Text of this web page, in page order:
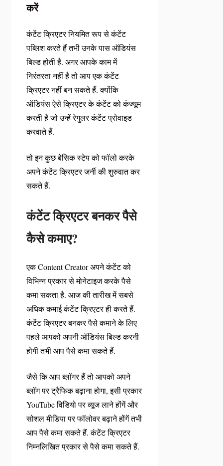
करें
कंटेंट क्रिएटर नियमित रूप से कंटेंट
पब्लिश करते हैं तभी उनके पास ऑडियंस
बिल्ड होती है. अगर आपके काम में
निरंतरता नहीं है तो आप एक कंटेंट
क्रिएटर नहीं बन सकते हैं. क्योंकि
ऑडियंस ऐसे क्रिएटर के कंटेंट को कंज्यूम
करती है जो उन्हें रेगुलर कंटेंट प्रोवाइड
करवाते हैं.
तो इन कुछ बेसिक स्टेप को फॉलो करके
अपने कंटेंट क्रिएटर जर्नी की शुरुवात कर
सकते हैं.
कंटेंट क्रिएटर बनकर पैसे
कैसे कमाए?
एक Content Creator अपने कंटेंट को
विभिन्न प्रकार से मोनेटाइज करके पैसे
कमा सकता है. आज की तारीख में सबसे
अधिक कमाई कंटेंट क्रिएटर ही करते हैं.
कंटेंट क्रिएटर बनकर पैसे कमाने के लिए
पहले आपको अपनी ऑडियंस बिल्ड करनी
होगी तभी आप पैसे कमा सकते हैं.
जैसे कि आप ब्लॉगर हैं तो आपको अपने
ब्लॉग पर ट्रैफिक बढ़ाना होगा, इसी प्रकार
YouTube विडियो पर व्यूज लाने होंगें और
सोशल मीडिया पर फॉलोवर बढ़ाने होंगें तभी
आप पैसे कमा सकते हैं. कंटेंट क्रिएटर
निम्नलिखित प्रकार से पैसे कमा सकते हैं.